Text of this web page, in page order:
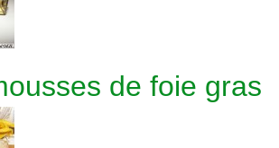
de foie gras